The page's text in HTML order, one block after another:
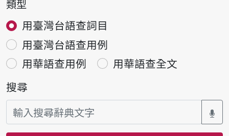
類型
用臺灣台語查詞目
用臺灣台語查用例
用華語查用例
用華語查全文
搜尋